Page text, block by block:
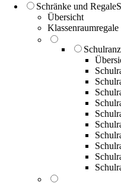
Schränke und Regale
Übersicht
Klassenraumregale